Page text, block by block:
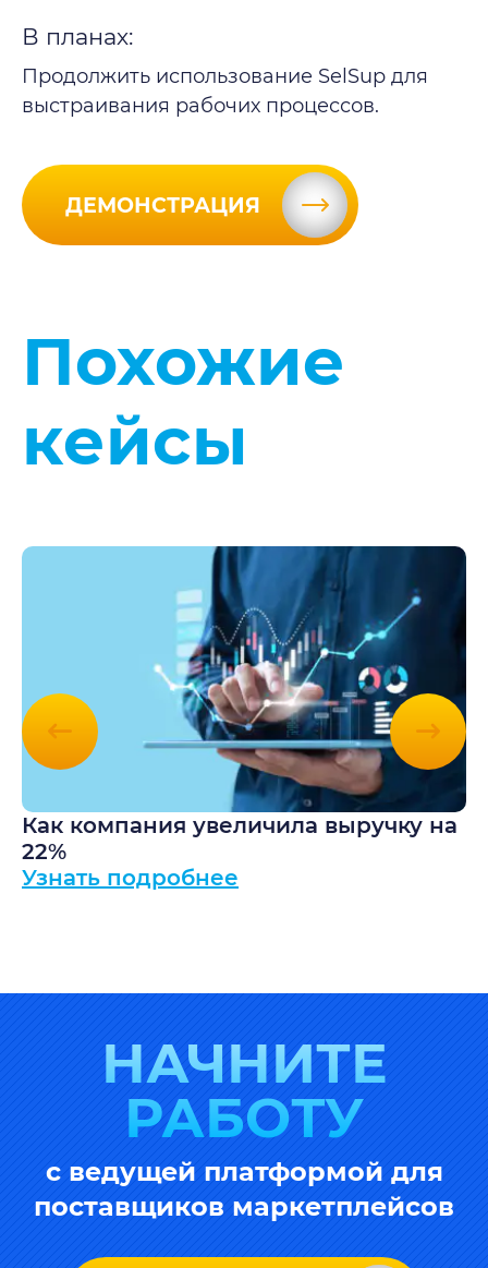
В планах:
Продолжить использование SelSup для
выстраивания рабочих процессов.
ДЕМОНСТРАЦИЯ
Похожие
кейсы
Как компания увеличила выручку на
22%
Узнать подробнее
НАЧНИТЕ
РАБОТУ
с ведущей платформой для
поставщиков маркетплейсов